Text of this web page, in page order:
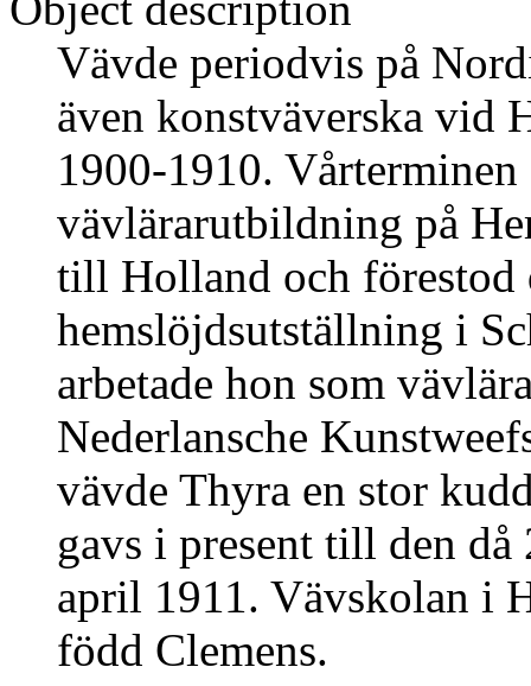
Vävde periodvis på
även konstväverska vid
1900-1910.
vävlärarutbildning på
till Holland och förestod
hemslöjdsutställning i
arbetade hon som
Nederlansche
vävde Thyra en stor
gavs i present till den då
april 1911. Vävskolan i
född Clemens.